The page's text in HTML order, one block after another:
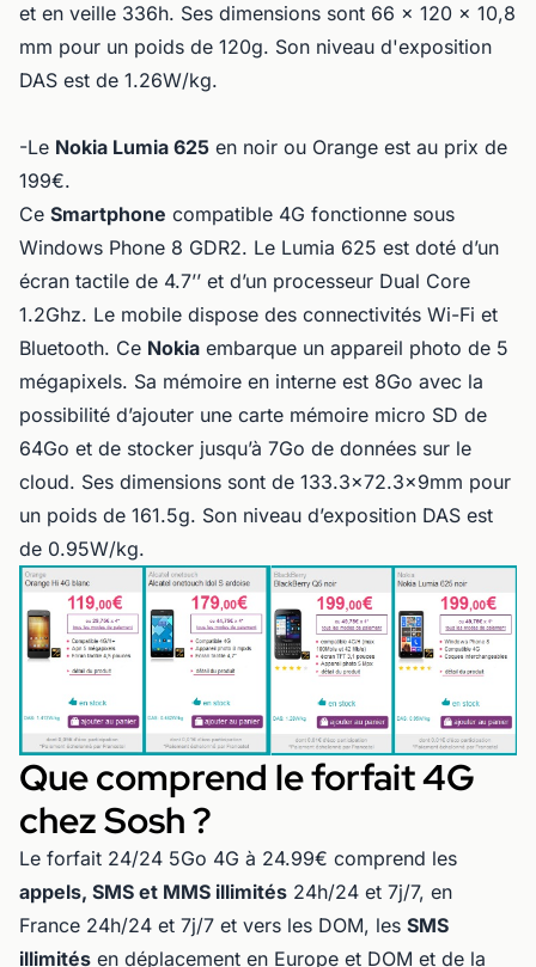
et en veille 336h. Ses dimensions sont 66 x 120 x 10,8
mm pour un poids de 120g. Son niveau d'exposition
DAS est de 1.26W/kg.
-Le Nokia Lumia 625 en noir ou Orange est au prix de
199€.
Ce Smartphone compatible 4G fonctionne sous
Windows Phone 8 GDR2. Le Lumia 625 est doté d’un
écran tactile de 4.7’’ et d’un processeur Dual Core
1.2Ghz. Le mobile dispose des connectivités Wi-Fi et
Bluetooth. Ce Nokia embarque un appareil photo de 5
mégapixels. Sa mémoire en interne est 8Go avec la
possibilité d’ajouter une carte mémoire micro SD de
64Go et de stocker jusqu’à 7Go de données sur le
cloud. Ses dimensions sont de 133.3x72.3x9mm pour
un poids de 161.5g. Son niveau d’exposition DAS est
de 0.95W/kg.
Que comprend le forfait 4G
chez Sosh ?
Le forfait 24/24 5Go 4G à 24.99€ comprend les
appels, SMS et MMS illimités 24h/24 et 7j/7, en
France 24h/24 et 7j/7 et vers les DOM, les SMS
illimités en déplacement en Europe et DOM et de la